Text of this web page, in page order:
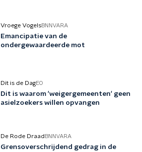
Vroege VogelsBNNVARA
Emancipatie van de
ondergewaardeerde mot
Dit is de DagEO
Dit is waarom 'weigergemeenten' geen
asielzoekers willen opvangen
De Rode Draad BNNVARA
Grensoverschrijdend gedrag in de